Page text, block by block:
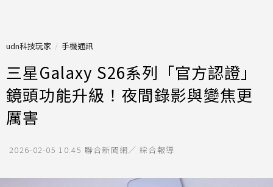
udn科技玩家 手機通訊
三星Galaxy S26系列「官方認證」
鏡頭功能升級！夜間錄影與變焦更
厲害
2026-02-05 10:45 聯合新聞網／ 綜合報導